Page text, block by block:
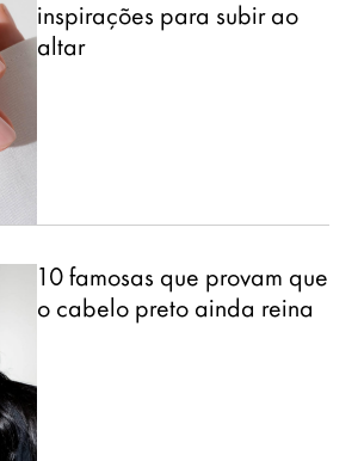
inspirações para subir ao
altar
10 famosas que provam que
o cabelo preto ainda reina